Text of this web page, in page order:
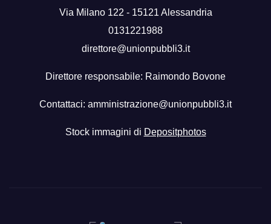
Via Milano 122 - 15121 Alessandria
0131221988
direttore@unionpubbli3.it
Direttore responsabile: Raimondo Bovone
Contattaci: amministrazione@unionpubbli3.it
Stock immagini di Depositphotos